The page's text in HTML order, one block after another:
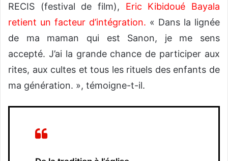
RECIS (festival de film),
Eric Kibidoué Bayala
retient un facteur d’intégration. « Dans la lignée
de ma maman qui est Sanon, je me sens
accepté. J’ai la grande chance de participer aux
rites, aux cultes et tous les rituels des enfants de
ma génération. », témoigne-t-il.